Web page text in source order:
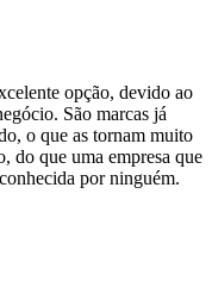
opção, devido ao
São marcas já
o que as tornam muito
do que uma empresa que
por ninguém.